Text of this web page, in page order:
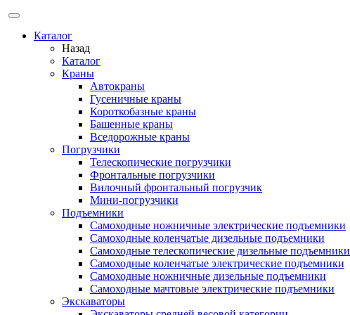
Каталог
Назад
Каталог
Краны
Автокраны
Гусеничные краны
Короткобазные краны
Башенные краны
Вcедорожные краны
Погрузчики
Телескопические погрузчики
Фронтальные погрузчики
Вилочный фронтальный погрузчик
Мини-погрузчики
Подъемники
Самоходные ножничные электрические подъемники
Самоходные коленчатые дизельные подъемники
Самоходные телескопические дизельные подъемники
Самоходные коленчатые электрические подъемники
Самоходные ножничные дизельные подъемники
Самоходные мачтовые электрические подъемники
Экскаваторы